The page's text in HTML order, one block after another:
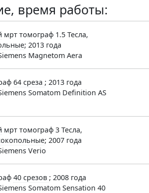
время работы:
мрт томограф 1.5 Тесла,
; 2013 года
Magnetom Aera
64 среза ; 2013 года
Somatom Definition AS
мрт томограф 3 Тесла,
; 2007 года
Verio
40 срезов ; 2008 года
Somatom Sensation 40